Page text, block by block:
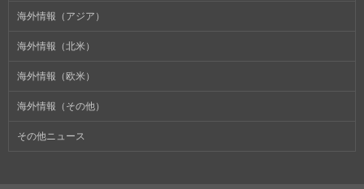
海外情報（アジア）
海外情報（北米）
海外情報（欧米）
海外情報（その他）
その他ニュース